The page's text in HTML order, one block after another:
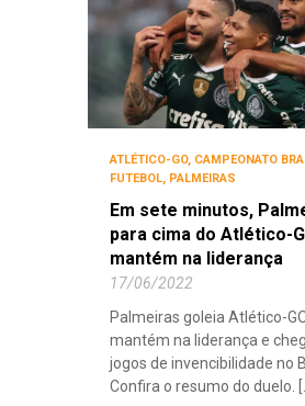
ATLÉTICO-GO, CAMPEONATO
FUTEBOL PALMEIRAS
Em sete minutos,
para cima do Atlético-
mantém na liderança
17/06/2022
Palmeiras goleia Atlético-
mantém na liderança e
jogos de invencibilidade no
Confira o resumo do duelo.